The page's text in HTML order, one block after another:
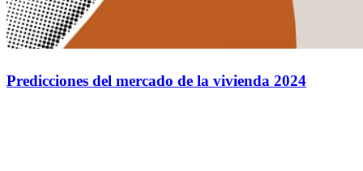
Predicciones del mercado de la vivienda 2024